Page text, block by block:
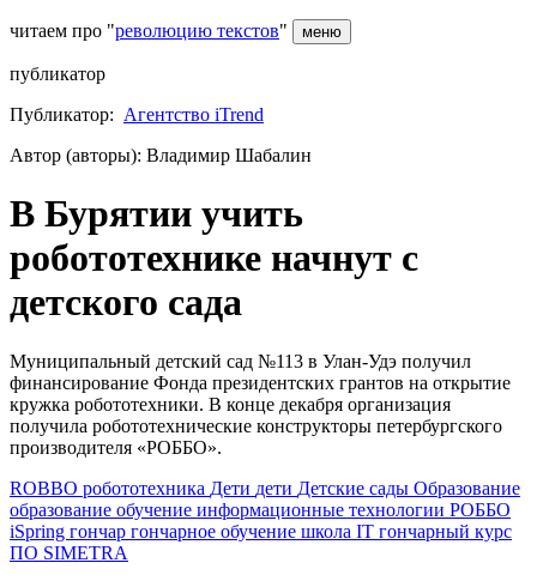
читаем про "революцию текстов" меню
публикатор
Публикатор: Агентство iTrend
Автор (авторы): Владимир Шабалин
В Бурятии учить
робототехнике начнут с
детского сада
Муниципальный детский сад №113 в Улан-Удэ получил
финансирование Фонда президентских грантов на открытие
кружка робототехники. В конце декабря организация
получила робототехнические конструкторы петербургского
производителя «РОББО».
ROBBO робототехника Дети дети Детские сады Образование
образование обучение информационные технологии РОББО
iSpring гончар гончарное обучение школа IT гончарный курс
ПО SIMETRA